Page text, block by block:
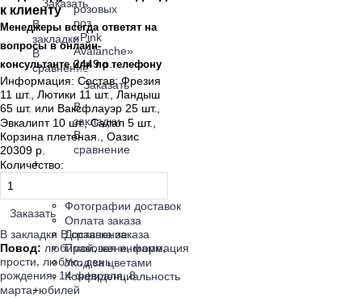
Заказать
В
закладки
В
сравнение
розовых
роз
«Pink
Avalanche»
2449 р.
Заказать
В
закладки
В
сравнение
+
Фотографии доставок
Оплата заказа
Доставка заказа
Правовая информация
Уход за цветами
Конфиденциальность
+
к клиенту
Менеджеры всегда ответят на
вопросы в онлайн-
консультанте или по телефону
Информация: Состав: Фрезия
11 шт., Лютики 11 шт., Ландыш
65 шт. или Ваксфлауэр 25 шт.,
Эвкалипт 10 шт., Салал 5 шт.,
Корзина плетеная., Оазис
20309 р.
Количество:
Заказать
В закладки В сравнение
Повод: любимой,жене,маме,
прости люблю,день
рождения, 14 февраля,8
марта,юбилей